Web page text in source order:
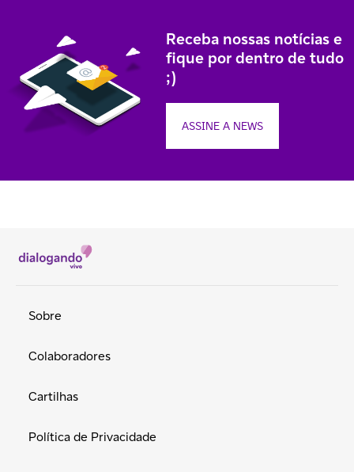
Receba nossas notícias e
fique por dentro de tudo
;)
ASSINE A NEWS
Sobre
Colaboradores
Cartilhas
Política de Privacidade